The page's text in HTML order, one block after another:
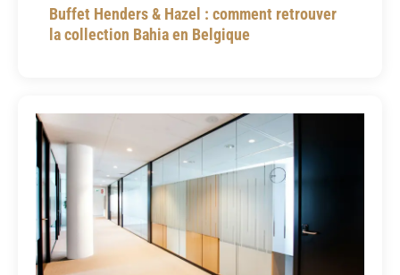
Buffet Henders & Hazel : comment retrouver
la collection Bahia en Belgique